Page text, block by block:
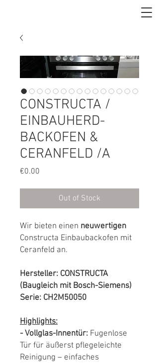
CONSTRUCTA /
EINBAUHERD-
BACKOFEN &
CERANFELD /A
€0.00
Out of Stock
Wir bieten einen neuwertigen
Constructa Einbaubackofen mit
Ceranfeld an.
Hersteller: CONSTRUCTA
(Baugleich mit Bosch-Siemens)
Serie: CH2M50050
Highlights:
- Vollglas-Innentür: Fugenlose
Tür für äußerst pflegeleichte
Reinigung – einfaches